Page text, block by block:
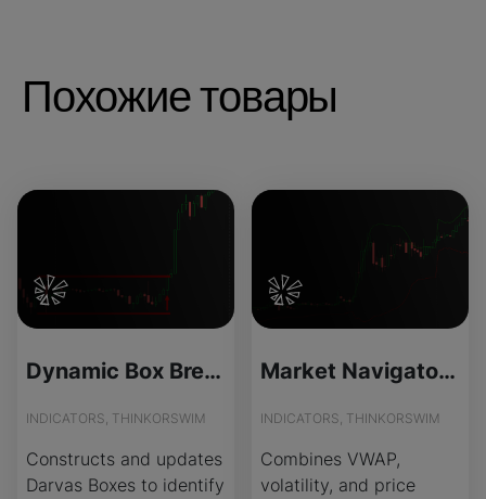
Похожие товары
Dynamic Box Breakout for ThinkOrSwim
INDICATORS, THINKORSWIM
Constructs and updates
Darvas Boxes to identify
Market Navigator for ThinkOrSwim
INDICATORS, THINKORSWIM
Combines VWAP,
volatility, and price